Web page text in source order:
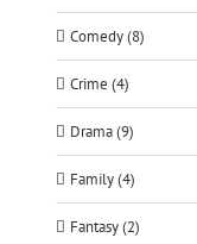
Comedy (8)
Crime (4)
Drama (9)
Family (4)
Fantasy (2)